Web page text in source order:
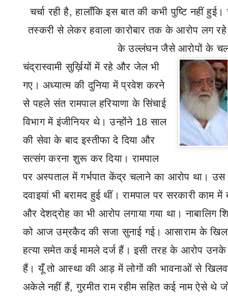
चर्चा रही है,हालाँकि इस बात की कभी पुष्टि नहीं हुई।
तस्करी से लेकर हवाला कारोबार तक के आरोप लग रहे
के उल्लंघन जैसे आरोपों के
चंद्रास्वामी सुर्ख़ियों में रहे और जेल भी
गए। अध्यात्म की दुनिया में प्रवेश करने
से पहले संत रामपाल हरियाणा के सिंचाई
विभाग में इंजीनियर थे। उन्होंने 18 साल
की सेवा के बाद इस्तीफा दे दिया और
सत्संग करना शुरू कर दिया। रामपाल
पर अस्पताल में गर्भपात केंद्र चलाने का आरोप था।
दवाइयां भी बरामद हुई थीं। रामपाल पर सरकारी काम
और देशद्रोह का भी आरोप लगाया गया था। नाबालिग
को आज उम्रकैद की सजा सुनाई गई। आसाराम के
हत्या समेत कई मामले दर्ज हैं। इसी तरह के आरोप उनके
हैं। यूँ तो आस्था की आड़ में लोगों की भावनाओं से
अकेले नहीं हैं,गुरमीत राम रहीम सहित कई नाम ऐसे थे